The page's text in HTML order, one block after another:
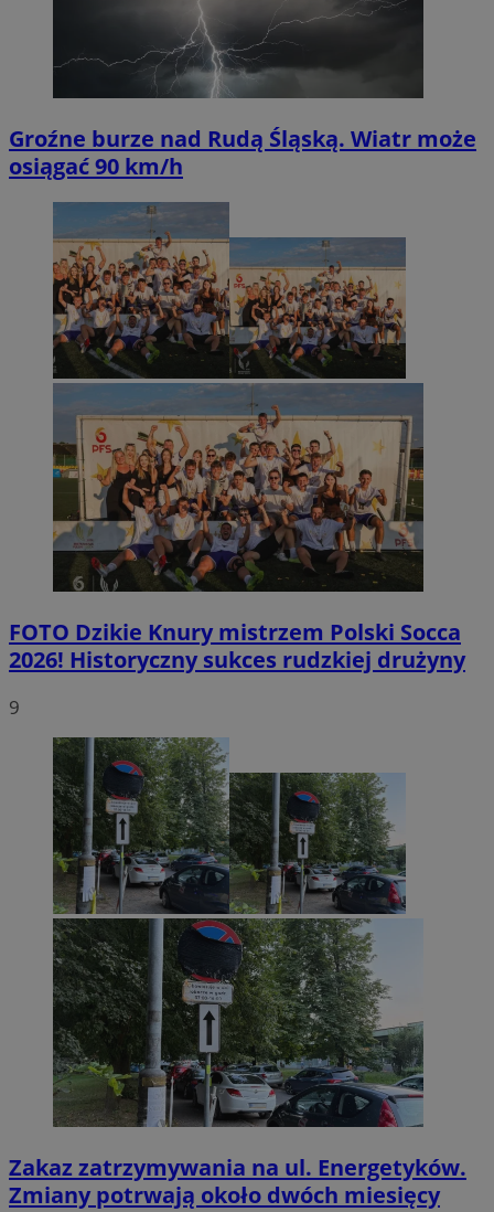
Groźne burze nad Rudą Śląską. Wiatr może
osiągać 90 km/h
FOTO Dzikie Knury mistrzem Polski Socca
2026! Historyczny sukces rudzkiej drużyny
9
Zakaz zatrzymywania na ul. Energetyków.
Zmiany potrwają około dwóch miesięcy